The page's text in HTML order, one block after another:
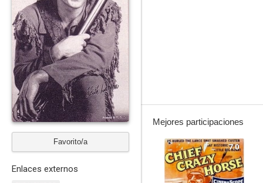
Favorito/a
Enlaces externos
Mejores participaciones
7.0